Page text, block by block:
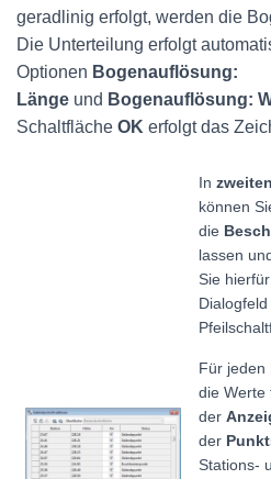
geradlinig erfolgt, werden die
Die Unterteilung erfolgt
Optionen Bogenauflösung:
Länge und Bogenauflösung:
Schaltfläche OK erfolgt das
In
können
die
lassen
Sie
Für jeden
die Werte
der
der
Stations-